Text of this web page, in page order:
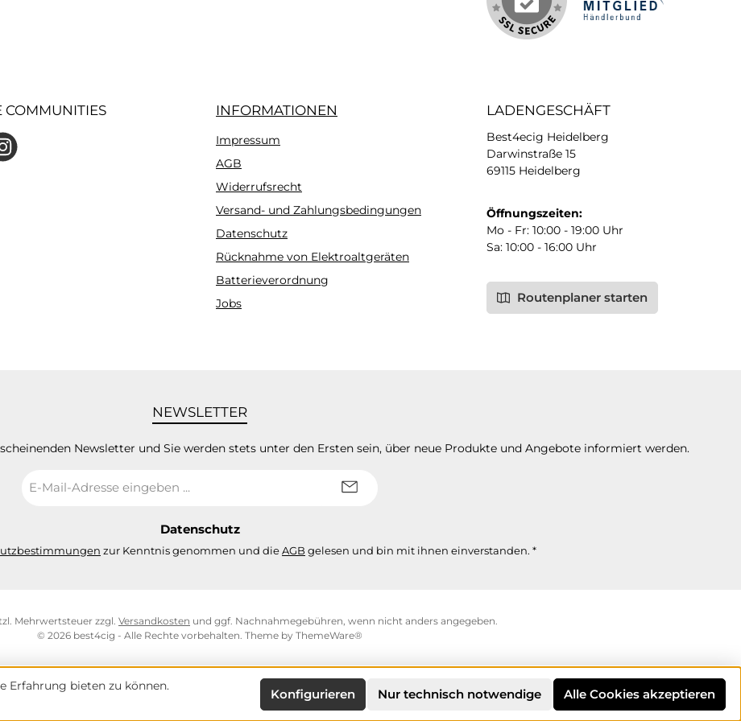
COMMUNITIES INFORMATIONEN
Impressum
AGB
Widerrufsrecht
Versand- und Zahlungsbedingungen
Datenschutz
Rücknahme von Elektroaltgeräten
Batterieverordnung
Jobs
LADENGESCHÄFT
Best4ecig Heidelberg
Darwinstraße 15
69115 Heidelberg
Öffnungszeiten:
Mo - Fr: 10:00 - 19:00 Uhr
Sa: 10:00 - 16:00 Uhr
Routenplaner starten
NEWSLETTER
Newsletter und Sie werden stets unter den Ersten sein, über neue Produkte und Angebote informiert werden.
Mail-
Datenschutz
zur Kenntnis genommen und dieAGB gelesen und bin mit ihnen einverstanden. *
Mehrwertsteuer zzgl. Versandkosten und ggf. Nachnahmegebühren, wenn nicht anders angegeben.
© 2026 best4cig - Alle Rechte vorbehalten. Theme by ThemeWare®
Erfahrung bieten zu können.
Nur technisch notwendige
Konfigurieren Alle Cookies akzeptieren